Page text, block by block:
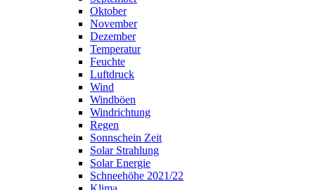
Oktober
November
Dezember
Temperatur
Feuchte
Luftdruck
Wind
Windböen
Windrichtung
Regen
Sonnschein Zeit
Solar Strahlung
Solar Energie
Schneehöhe 2021/22